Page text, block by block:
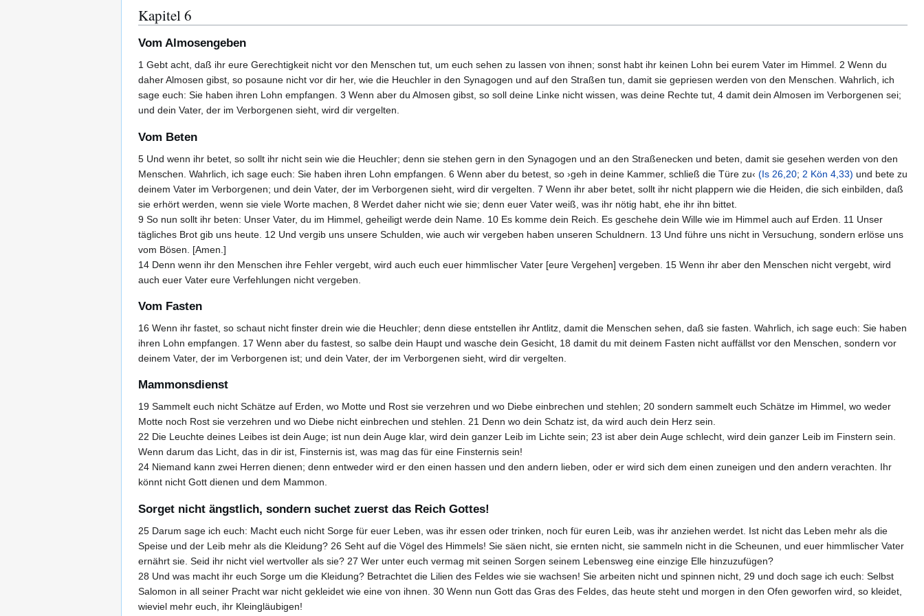
Kapitel 6
Vom Almosengeben
1 Gebt acht, daß ihr eure Gerechtigkeit nicht vor den Menschen tut, um euch sehen zu lassen von ihnen; sonst habt ihr keinen Lohn bei eurem Vater im Himmel. 2 Wenn du
daher Almosen gibst, so posaune nicht vor dir her, wie die Heuchler in den Synagogen und auf den Straßen tun, damit sie gepriesen werden von den Menschen. Wahrlich, ich
sage euch: Sie haben ihren Lohn empfangen. 3 Wenn aber du Almosen gibst, so soll deine Linke nicht wissen, was deine Rechte tut, 4 damit dein Almosen im Verborgenen sei;
und dein Vater, der im Verborgenen sieht, wird dir vergelten.
Vom Beten
5 Und wenn ihr betet, so sollt ihr nicht sein wie die Heuchler; denn sie stehen gern in den Synagogen und an den Straßenecken und beten, damit sie gesehen werden von den
Menschen. Wahrlich, ich sage euch: Sie haben ihren Lohn empfangen. 6 Wenn aber du betest, so ›geh in deine Kammer, schließ die Türe zu‹ (Is 26,20; 2 Kön 4,33) und bete zu
deinem Vater im Verborgenen; und dein Vater, der im Verborgenen sieht, wird dir vergelten. 7 Wenn ihr aber betet, sollt ihr nicht plappern wie die Heiden, die sich einbilden, daß
sie erhört werden, wenn sie viele Worte machen, 8 Werdet daher nicht wie sie; denn euer Vater weiß, was ihr nötig habt, ehe ihr ihn bittet.
9 So nun sollt ihr beten: Unser Vater, du im Himmel, geheiligt werde dein Name. 10 Es komme dein Reich. Es geschehe dein Wille wie im Himmel auch auf Erden. 11 Unser
tägliches Brot gib uns heute. 12 Und vergib uns unsere Schulden, wie auch wir vergeben haben unseren Schuldnern. 13 Und führe uns nicht in Versuchung, sondern erlöse uns
vom Bösen. [Amen.]
14 Denn wenn ihr den Menschen ihre Fehler vergebt, wird auch euch euer himmlischer Vater [eure Vergehen] vergeben. 15 Wenn ihr aber den Menschen nicht vergebt, wird
auch euer Vater eure Verfehlungen nicht vergeben.
Vom Fasten
16 Wenn ihr fastet, so schaut nicht finster drein wie die Heuchler; denn diese entstellen ihr Antlitz, damit die Menschen sehen, daß sie fasten. Wahrlich, ich sage euch: Sie haben
ihren Lohn empfangen. 17 Wenn aber du fastest, so salbe dein Haupt und wasche dein Gesicht, 18 damit du mit deinem Fasten nicht auffällst vor den Menschen, sondern vor
deinem Vater, der im Verborgenen ist; und dein Vater, der im Verborgenen sieht, wird dir vergelten.
Mammonsdienst
19 Sammelt euch nicht Schätze auf Erden, wo Motte und Rost sie verzehren und wo Diebe einbrechen und stehlen; 20 sondern sammelt euch Schätze im Himmel, wo weder
Motte noch Rost sie verzehren und wo Diebe nicht einbrechen und stehlen. 21 Denn wo dein Schatz ist, da wird auch dein Herz sein.
22 Die Leuchte deines Leibes ist dein Auge; ist nun dein Auge klar, wird dein ganzer Leib im Lichte sein; 23 ist aber dein Auge schlecht, wird dein ganzer Leib im Finstern sein.
Wenn darum das Licht, das in dir ist, Finsternis ist, was mag das für eine Finsternis sein!
24 Niemand kann zwei Herren dienen; denn entweder wird er den einen hassen und den andern lieben, oder er wird sich dem einen zuneigen und den andern verachten. Ihr
könnt nicht Gott dienen und dem Mammon.
Sorget nicht ängstlich, sondern suchet zuerst das Reich Gottes!
25 Darum sage ich euch: Macht euch nicht Sorge für euer Leben, was ihr essen oder trinken, noch für euren Leib, was ihr anziehen werdet. Ist nicht das Leben mehr als die
Speise und der Leib mehr als die Kleidung? 26 Seht auf die Vögel des Himmels! Sie säen nicht, sie ernten nicht, sie sammeln nicht in die Scheunen, und euer himmlischer Vater
ernährt sie. Seid ihr nicht viel wertvoller als sie? 27 Wer unter euch vermag mit seinen Sorgen seinem Lebensweg eine einzige Elle hinzuzufügen?
28 Und was macht ihr euch Sorge um die Kleidung? Betrachtet die Lilien des Feldes wie sie wachsen! Sie arbeiten nicht und spinnen nicht, 29 und doch sage ich euch: Selbst
Salomon in all seiner Pracht war nicht gekleidet wie eine von ihnen. 30 Wenn nun Gott das Gras des Feldes, das heute steht und morgen in den Ofen geworfen wird, so kleidet,
wieviel mehr euch, ihr Kleingläubigen!